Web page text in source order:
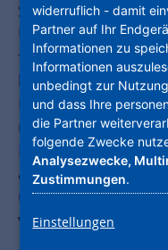
Südhessen
Umgeben vom
für Naturliebhaber
historische
Bummel ein.
und genießen Sie
Fachwerks.
auch die
und
vorhanden.
widerruflich - damit
Partner auf Ihr
Informationen zu
Informationen
unbedingt zur
und dass Ihre
die Partner
folgende Zwecke
Analysezwecke,
Zustimmungen.
Einstellungen